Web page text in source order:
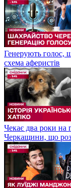
Генерують голос,
схема аферистів
Чекає два роки на
Черкащини, що